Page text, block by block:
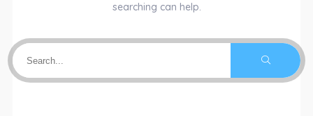
searching can help.